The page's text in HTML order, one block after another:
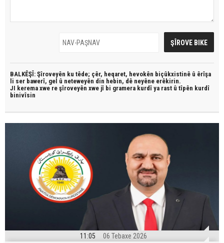
BALKÊŞÎ: Şîroveyên ku têde; çêr, heqaret, hevokên biçûkxistinê û êrîşa
li ser bawerî, gel û neteweyên din hebin, dê neyêne erêkirin.
JI kerema xwe re şîroveyên xwe jî bi gramera kurdî ya rast û tîpên kurdî
binivîsin
11:05 06 Tebaxe 2026